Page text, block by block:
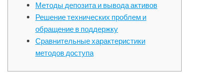
Методы депозита и вывода активов
Решение технических проблем и
обращение в поддержку
Сравнительные характеристики
методов доступа